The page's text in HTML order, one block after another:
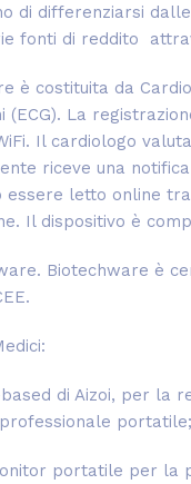
di differenziarsi
fonti di reddito
è costituita da
La
Il cardiologo
riceve una
essere letto online
Il dispositivo è
Biotechware è
di Aizoi, per la
portatile;
portatile per